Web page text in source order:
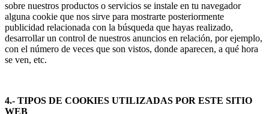
sobre nuestros productos o servicios se instale en tu navegador
alguna cookie que nos sirve para mostrarte posteriormente
publicidad relacionada con la búsqueda que hayas realizado,
desarrollar un control de nuestros anuncios en relación, por ejemplo,
con el número de veces que son vistos, donde aparecen, a qué hora
se ven, etc.
4.- TIPOS DE COOKIES UTILIZADAS POR ESTE SITIO
WEB